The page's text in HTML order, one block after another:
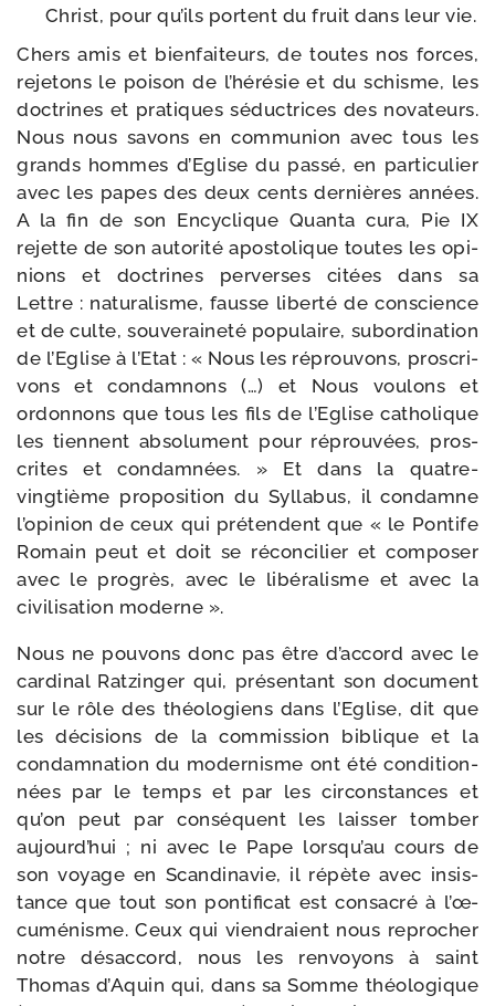
Christ, pour qu’ils portent du fruit dans leur vie.
Chers amis et bien­fai­teurs, de toutes nos forces,
reje­tons le poi­son de l’hé­ré­sie et du schisme, les
doc­trines et pra­tiques séduc­trices des nova­teurs.
Nous nous savons en com­mu­nion avec tous les
grands hommes d’Eglise du pas­sé, en par­ti­cu­lier
avec les papes des deux cents der­nières années.
A la fin de son Encyclique Quanta cura, Pie IX
rejette de son auto­ri­té apos­to­lique toutes les opi­
nions et doc­trines per­verses citées dans sa
Lettre : natu­ra­lisme, fausse liber­té de conscience
et de culte, sou­ve­rai­ne­té popu­laire, subor­di­na­tion
de l’Eglise à l’Etat : « Nous les réprou­vons, pros­cri­
vons et condam­nons (…) et Nous vou­lons et
ordon­nons que tous les fils de l’Eglise catho­lique
les tiennent abso­lu­ment pour réprou­vées, pros­
crites et condam­nées. » Et dans la quatre-​
vingtième pro­po­si­tion du Syllabus, il condamne
l’o­pi­nion de ceux qui pré­tendent que « le Pontife
Romain peut et doit se récon­ci­lier et com­po­ser
avec le pro­grès, avec le libé­ra­lisme et avec la
civi­li­sa­tion moderne ».
Nous ne pou­vons donc pas être d’ac­cord avec le
car­di­nal Ratzinger qui, pré­sen­tant son docu­ment
sur le rôle des théo­lo­giens dans l’Eglise, dit que
les déci­sions de la com­mis­sion biblique et la
condam­na­tion du moder­nisme ont été condi­tion­
nées par le temps et par les cir­cons­tances et
qu’on peut par consé­quent les lais­ser tom­ber
aujourd’­hui ; ni avec le Pape lors­qu’au cours de
son voyage en Scandinavie, il répète avec insis­
tance que tout son pon­ti­fi­cat est consa­cré à l’œ­
cu­mé­nisme. Ceux qui vien­draient nous repro­cher
notre désac­cord, nous les ren­voyons à saint
Thomas d’Aquin qui, dans sa Somme théo­lo­gique